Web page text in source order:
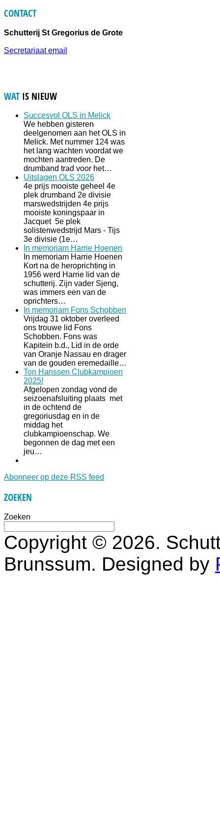
CONTACT
Schutterij St Gregorius de Grote
Secretariaat email
WAT IS NIEUW
Succesvol OLS in Melick
We hebben gisteren
deelgenomen aan het OLS in
Melick. Met nummer 124 was
het lang wachten voordat we
mochten aantreden. De
drumband trad voor het…
Uitslagen OLS 2026
4e prijs mooiste geheel 4e
plek drumband 2e divisie
marswedstrijden 4e prijs
mooiste koningspaar in
Jacquet 5e plek
solistenwedstrijd Mars - Tijs
3e divisie (1e…
In memoriam Harrie Hoenen
In memoriam Harrie Hoenen
Kort na de heroprichting in
1956 werd Harrie lid van de
schutterij. Zijn vader Sjeng,
was immers een van de
oprichters…
In memoriam Fons Schobben
Vrijdag 31 oktober overleed
ons trouwe lid Fons
Schobben. Fons was
Kapitein b.d., Lid in de orde
van Oranje Nassau en drager
van de gouden eremedaille…
Ton Hanssen Clubkampioen
2025!
Afgelopen zondag vond de
seizoenafsluiting plaats met
in de ochtend de
gregoriusdag en in de
middag het
clubkampioenschap. We
begonnen de dag met een
jeu…
Abonneer op deze RSS feed
ZOEKEN
Zoeken
Copyright © 2026.
Brunssum. Designed by